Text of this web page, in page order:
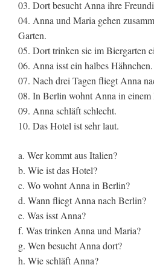
03. Dort besucht Anna ihre
04. Anna und Maria gehen
Garten.
05. Dort trinken sie im Biergarten
06. Anna isst ein halbes Hähnchen.
07. Nach drei Tagen fliegt Anna
08. In Berlin wohnt Anna in einem
09. Anna schläft schlecht.
10. Das Hotel ist sehr laut.
a. Wer kommt aus Italien?
b. Wie ist das Hotel?
c. Wo wohnt Anna in Berlin?
d. Wann fliegt Anna nach Berlin?
e. Was isst Anna?
f. Was trinken Anna und Maria?
g. Wen besucht Anna dort?
h. Wie schläft Anna?